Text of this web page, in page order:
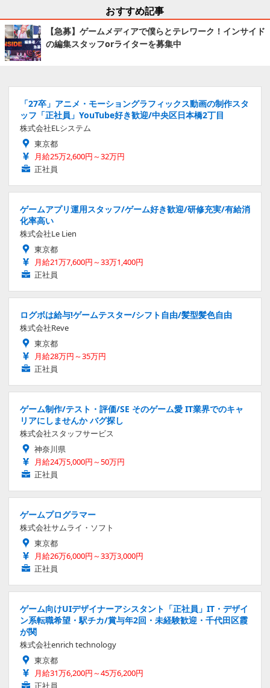
おすすめ記事
【急募】ゲームメディアで僕らとテレワーク！インサイド
の編集スタッフorライターを募集中
「27卒」アニメ・モーショングラフィックス動画の制作スタ
ッフ「正社員」YouTube好き歓迎/中央区日本橋2丁目
株式会社ELシステム
東京都
月給25万2,600円～32万円
正社員
ゲームアプリ運用スタッフ/ゲーム好き歓迎/研修充実/有給消
化率高い
株式会社Le Lien
東京都
月給21万7,600円～33万1,400円
正社員
ログボは給与!ゲームテスター/シフト自由/髪型髪色自由
株式会社Reve
東京都
月給28万円～35万円
正社員
ゲーム制作/テスト・評価/SE そのゲーム愛 IT業界でのキャ
リアにしませんか バグ探し
株式会社スタッフサービス
神奈川県
月給24万5,000円～50万円
正社員
ゲームプログラマー
株式会社サムライ・ソフト
東京都
月給26万6,000円～33万3,000円
正社員
ゲーム向けUIデザイナーアシスタント「正社員」IT・デザイ
ン系転職希望・駅チカ/賞与年2回・未経験歓迎・千代田区霞
が関
株式会社enrich technology
東京都
月給31万6,200円～45万6,200円
正社員